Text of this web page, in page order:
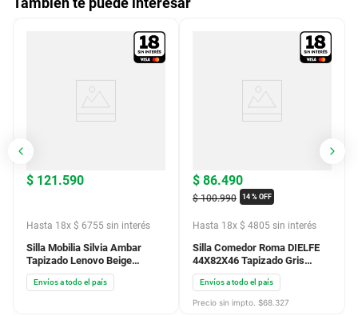
$ 121.590
Hasta 18x $ 6755 sin interés
Silla Mobilia Silvia Ambar
Tapizado Lenovo Beige
1401Amlb
Envíos a todo el país
$ 86.490
$ 100.990 14 % OFF
Hasta 18x $ 4805 sin interés
Silla Comedor Roma DIELFE
44X82X46 Tapizado Gris
Plomo SMR023
Envíos a todo el país
Precio sin impto. $68.327